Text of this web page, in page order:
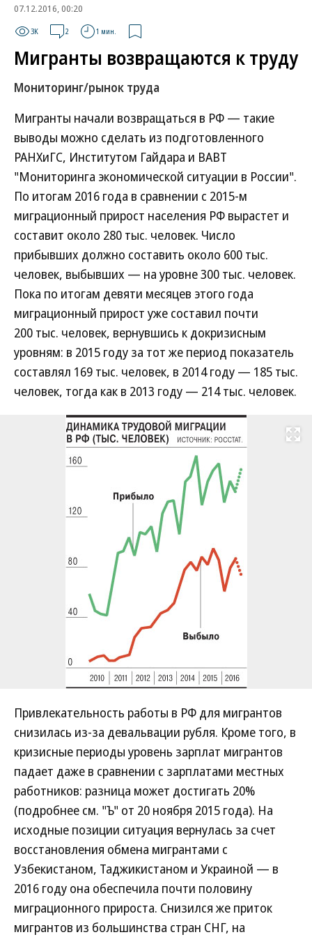
07.12.2016, 00:20
3K 2 1 мин.
Мигранты возвращаются к труду
Мониторинг/рынок труда
Мигранты начали возвращаться в РФ — такие
выводы можно сделать из подготовленного
РАНХиГС, Институтом Гайдара и ВАВТ
"Мониторинга экономической ситуации в России".
По итогам 2016 года в сравнении с 2015-м
миграционный прирост населения РФ вырастет и
составит около 280 тыс. человек. Число
прибывших должно составить около 600 тыс.
человек, выбывших — на уровне 300 тыс. человек.
Пока по итогам девяти месяцев этого года
миграционный прирост уже составил почти
200 тыс. человек, вернувшись к докризисным
уровням: в 2015 году за тот же период показатель
составлял 169 тыс. человек, в 2014 году — 185 тыс.
человек, тогда как в 2013 году — 214 тыс. человек.
Развернуть
Привлекательность работы в РФ для мигрантов
снизилась из-за девальвации рубля. Кроме того, в
кризисные периоды уровень зарплат мигрантов
падает даже в сравнении с зарплатами местных
работников: разница может достигать 20%
(подробнее см. "Ъ" от 20 ноября 2015 года). На
исходные позиции ситуация вернулась за счет
восстановления обмена мигрантами с
Узбекистаном, Таджикистаном и Украиной — в
2016 году она обеспечила почти половину
миграционного прироста. Снизился же приток
мигрантов из большинства стран СНГ, на